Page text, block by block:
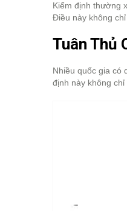
Kiểm định thường
Điều này không
Tuân Thủ
Nhiều quốc gia có
định này không